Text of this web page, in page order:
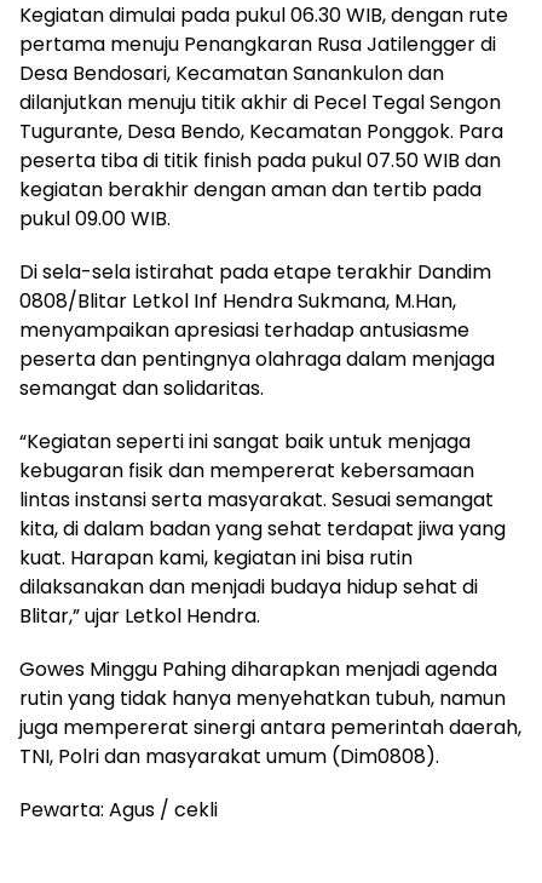
Kegiatan dimulai pada pukul 06.30 WIB, dengan rute
pertama menuju Penangkaran Rusa Jatilengger di
Desa Bendosari, Kecamatan Sanankulon dan
dilanjutkan menuju titik akhir di Pecel Tegal Sengon
Tugurante, Desa Bendo, Kecamatan Ponggok. Para
peserta tiba di titik finish pada pukul 07.50 WIB dan
kegiatan berakhir dengan aman dan tertib pada
pukul 09.00 WIB.
Di sela-sela istirahat pada etape terakhir Dandim
0808/Blitar Letkol Inf Hendra Sukmana, M.Han,
menyampaikan apresiasi terhadap antusiasme
peserta dan pentingnya olahraga dalam menjaga
semangat dan solidaritas.
“Kegiatan seperti ini sangat baik untuk menjaga
kebugaran fisik dan mempererat kebersamaan
lintas instansi serta masyarakat. Sesuai semangat
kita, di dalam badan yang sehat terdapat jiwa yang
kuat. Harapan kami, kegiatan ini bisa rutin
dilaksanakan dan menjadi budaya hidup sehat di
Blitar,” ujar Letkol Hendra.
Gowes Minggu Pahing diharapkan menjadi agenda
rutin yang tidak hanya menyehatkan tubuh, namun
juga mempererat sinergi antara pemerintah daerah,
TNI, Polri dan masyarakat umum (Dim0808).
Pewarta: Agus / cekli